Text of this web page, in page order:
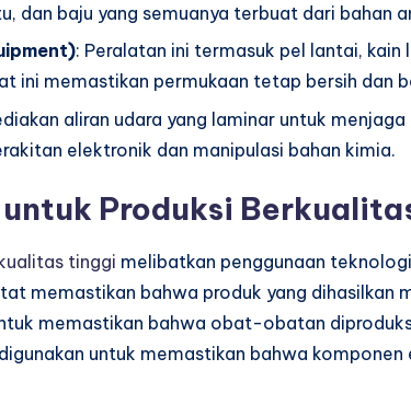
dan baju yang semuanya terbuat dari bahan
: Peralatan ini termasuk pel lantai, kain
ini memastikan permukaan tetap bersih dan
aliran udara yang laminar untuk
elektronik dan manipulasi bahan kimia.
Produksi
tinggi melibatkan penggunaan
memastikan bahwa produk yang
memastikan bahwa obat-obatan
untuk memastikan bahwa